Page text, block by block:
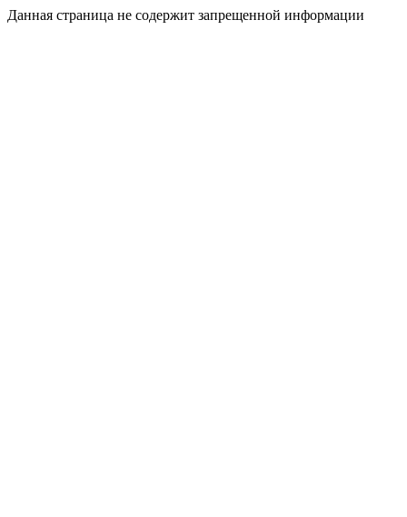
Данная страница не содержит запрещенной информации